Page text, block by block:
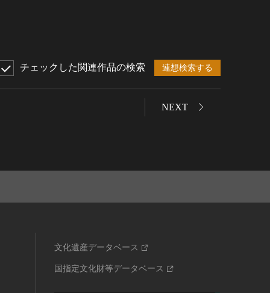
チェックした関連作品の検索 連想検索する
NEXT
文化遺産データベース
国指定文化財等データベース